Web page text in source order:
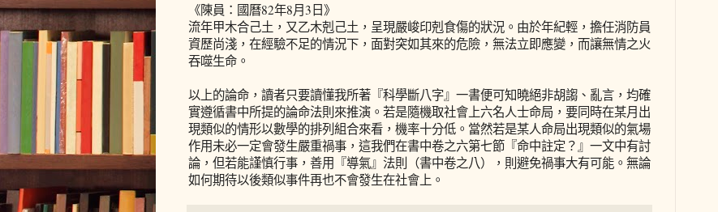
《陳員：國曆82年8月3日》
流年甲木合己土，又乙木剋己土，呈現嚴峻印剋食傷的狀況。由於年紀輕，擔任消防員
資歷尚淺，在經驗不足的情況下，面對突如其來的危險，無法立即應變，而讓無情之火
吞噬生命。
以上的論命，讀者只要讀懂我所著『科學斷八字』一書便可知曉絕非胡謅、亂言，均確
實遵循書中所提的論命法則來推演。若是隨機取社會上六名人士命局，要同時在某月出
現類似的情形以數學的排列組合來看，機率十分低。當然若是某人命局出現類似的氣場
作用未必一定會發生嚴重禍事，這我們在書中卷之六第七節『命中註定？』一文中有討
論，但若能謹慎行事，善用『導氣』法則（書中卷之八），則避免禍事大有可能。無論
如何期待以後類似事件再也不會發生在社會上。